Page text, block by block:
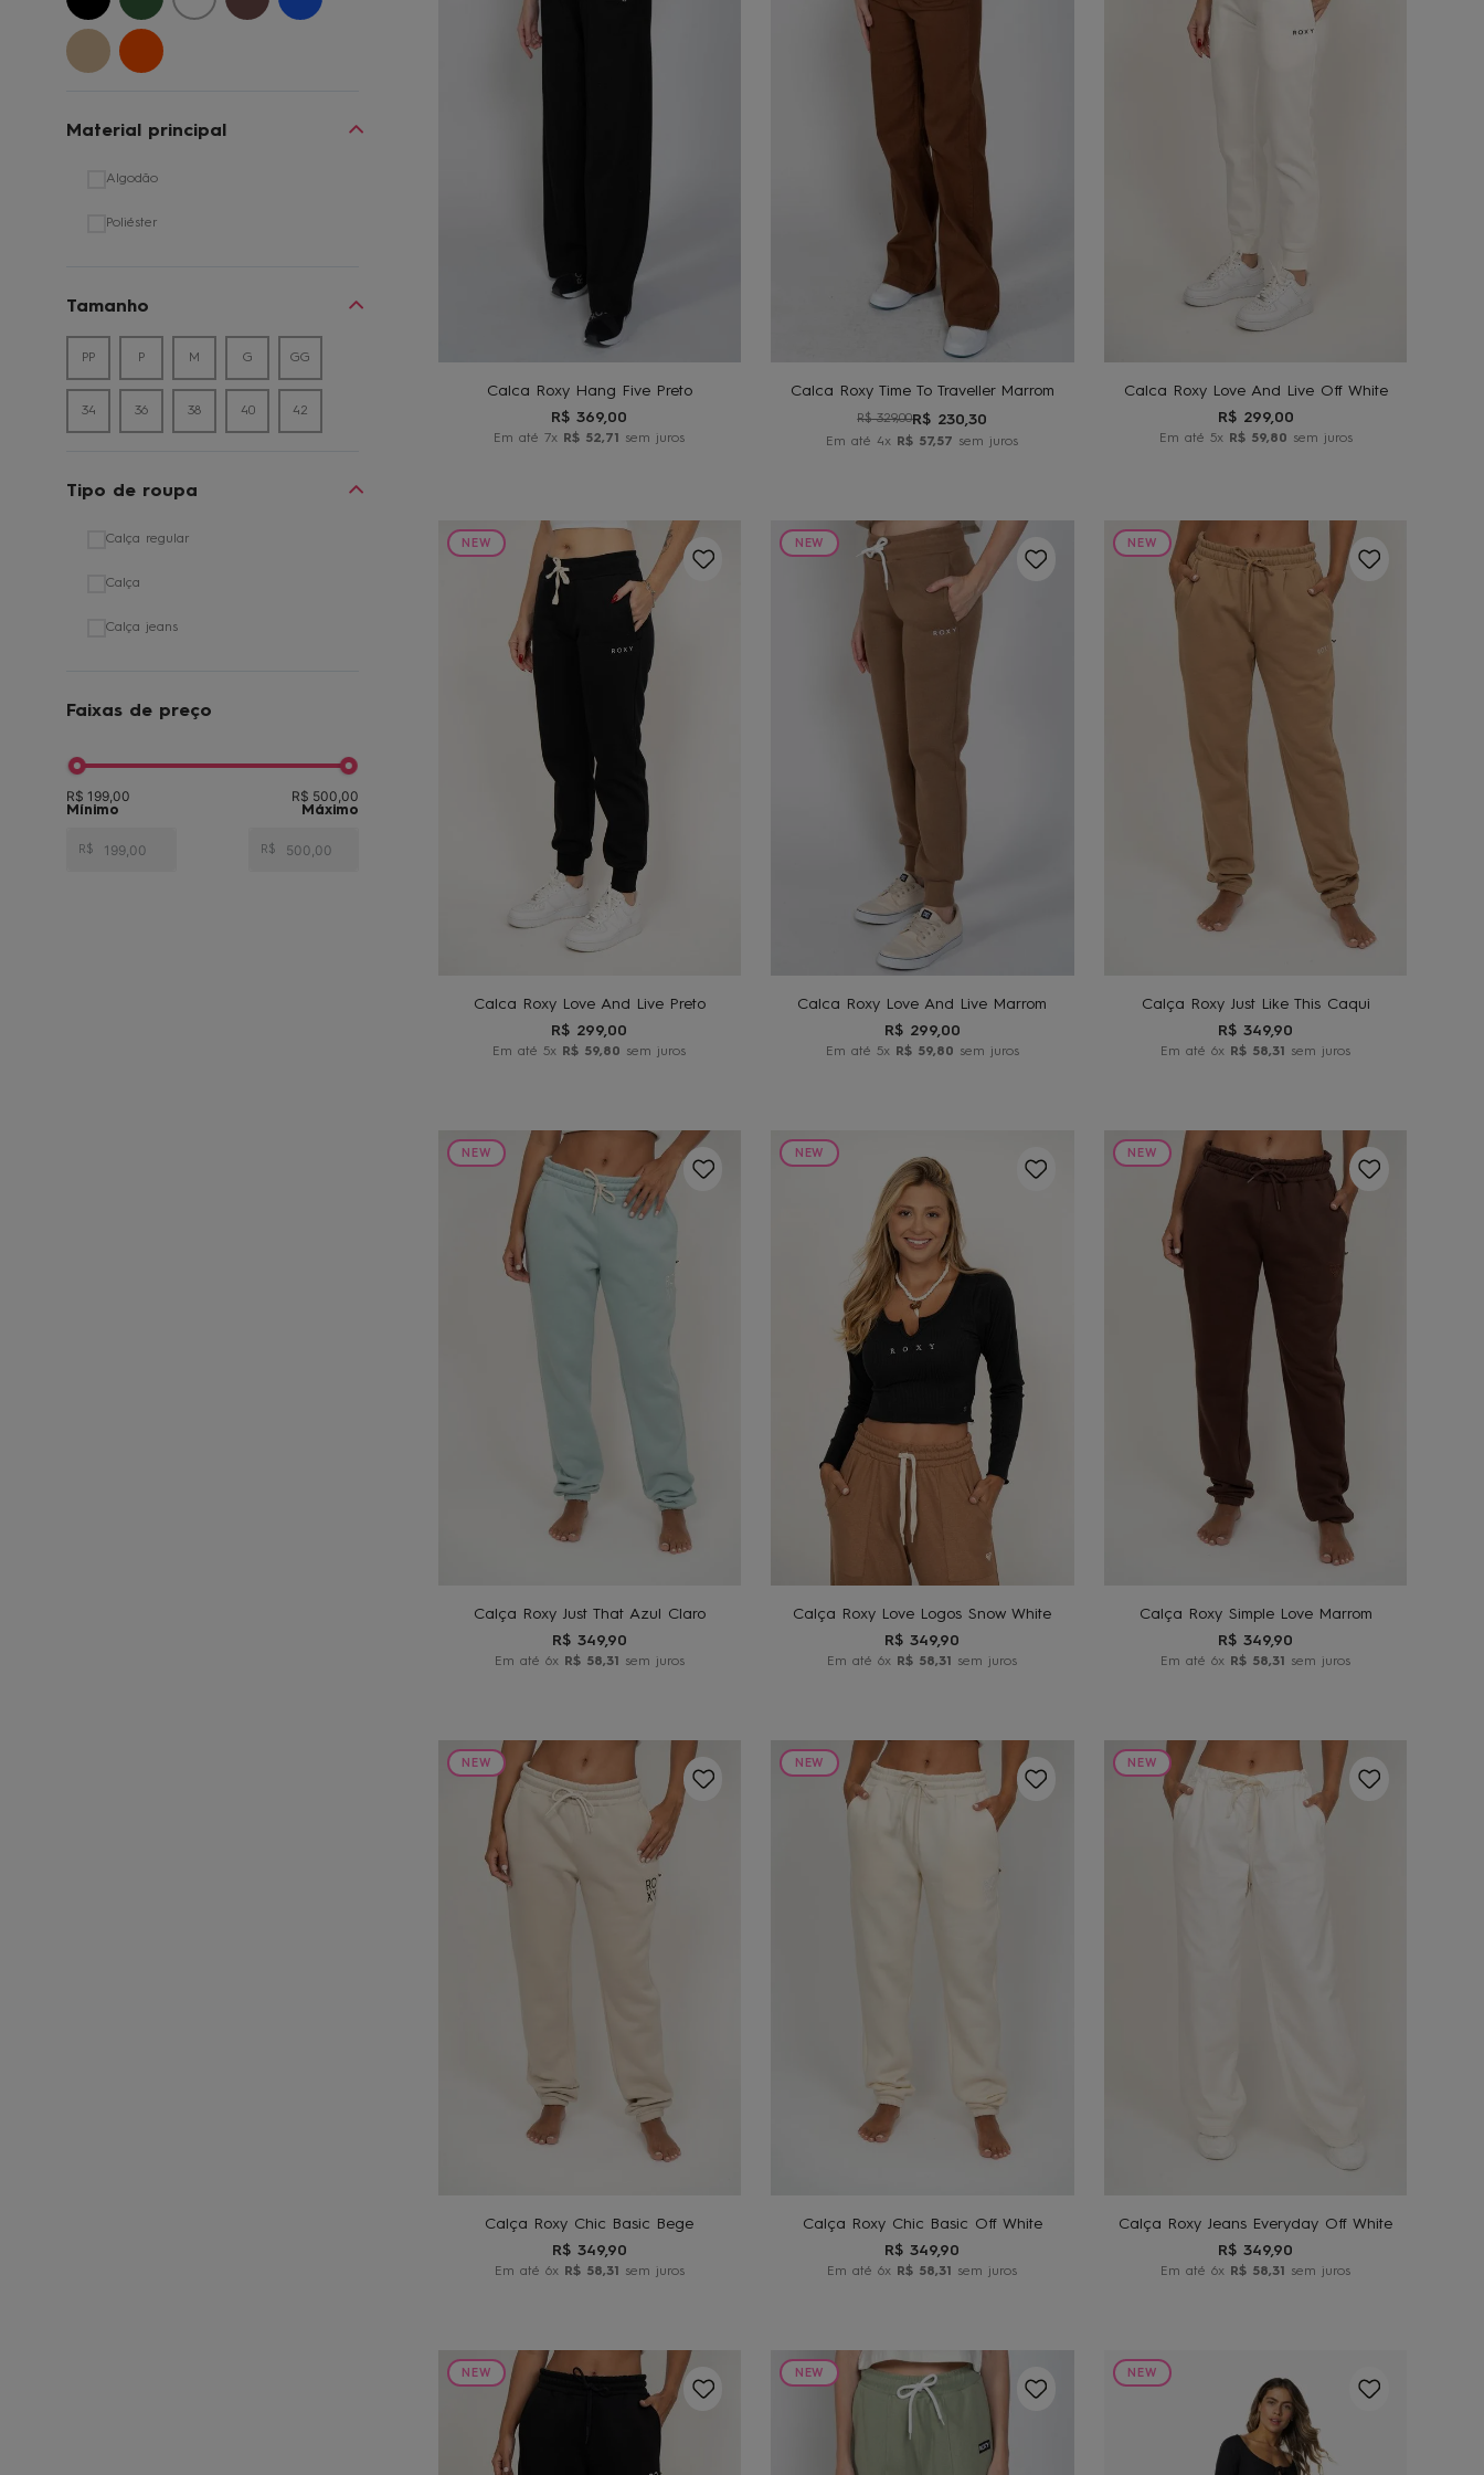
Material principal
Algodão
Poliéster
Tamanho
PP P M G GG
34 36 38 40 42
Tipo de roupa
Calça regular
Calça
Calça jeans
Faixas de preço
R$ R$
R$ 199,00 R$ 500,00
M
ADICIONAR AO
CARRINHO
Calca Roxy Hang Five Preto
R$ 369,00
Em até7x R$ 52,71 sem juros
38 42
ADICIONAR AO
CARRINHO
Calca Roxy Time To Traveller Marrom
R$ 329,00R$ 230 ,30
Em até4x R$ 57,57 sem juros
G GG
ADICIONAR AO
Calca Roxy Love And Live Off White
R$ 299,00
Em até 5x R$ 59,80 sem juros
NEW
P GG
CARRINHO
Calca Roxy Love And Live Preto
R$ 299,00
Em até5x R$ 59,80 sem juros
NEW
G GG
ADICIONAR AO
CARRINHO
Calca Roxy Love And Live Marrom
R$ 299,00
Em até 5x R$ 59,80 sem juros
NEW
M G GG
Calça Roxy Just Like This Caqui
R$ 349,90
Em até6x R$ 58,31 sem juros
NEW
G GG
Calça Roxy Just That Azul Claro
R$ 349,90
Em até 6x R$ 58,31 sem juros
NEW
P GG
ADICIONAR AO
CARRINHO
Calça Roxy Love Logos Snow White
R$ 349,90
Em até6x R$ 58,31 sem juros
NEW
ADICIONAR AO
Calça Roxy Simple Love Marrom
R$ 349,90
Em até6x R$ 58,31 sem juros
NEW
M
ADICIONAR AO
Calça Roxy Chic Basic Bege
R$ 349,90
Em até 6x R$ 58,31 sem juros
NEW
M GG
ADICIONAR AO
Calça Roxy Chic Basic Off White
R$ 349,90
Em até6x R$ 58,31 sem juros
NEW
ADICIONAR AO
Calça Roxy Jeans Everyday Off White
R$ 349,90
Em até6x R$ 58,31 sem juros
NEW NEW NEW
gorro
calça